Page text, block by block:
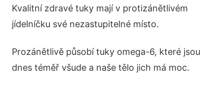
Kvalitní zdravé tuky mají v protizánětlivém
jídelníčku své nezastupitelné místo.
Prozánětlivě působí tuky omega-6, které jsou
dnes téměř všude a naše tělo jich má moc.